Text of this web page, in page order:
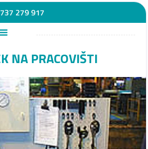
279 917
NA PRACOVIŠTI